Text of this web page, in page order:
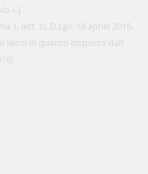
1, lett. z), D.Lgs. 18 aprile 2016,
sensi di quanto disposto dall’